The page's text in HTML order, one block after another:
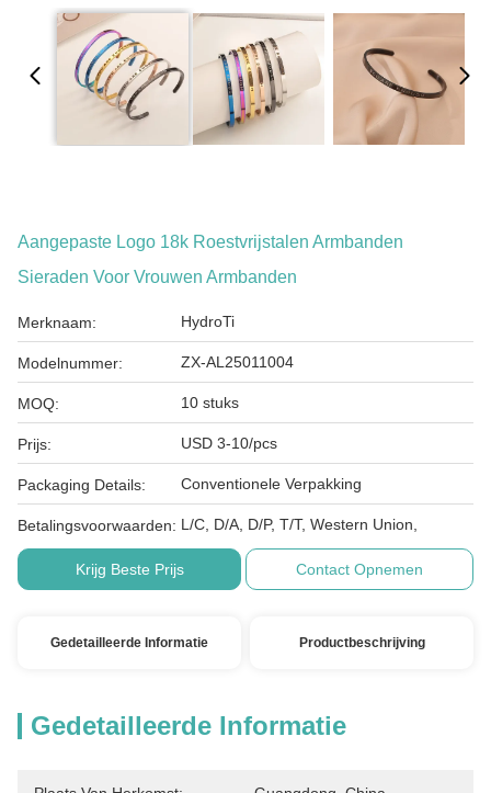
Aangepaste Logo 18k Roestvrijstalen Armbanden
Sieraden Voor Vrouwen Armbanden
Merknaam: HydroTi
Modelnummer: ZX-AL25011004
MOQ: 10 stuks
Prijs: USD 3-10/pcs
Packaging Details: Conventionele Verpakking
Betalingsvoorwaarden: L/C, D/A, D/P, T/T, Western Union,
Krijg Beste Prijs Contact Opnemen
Gedetailleerde Informatie Productbeschrijving
Gedetailleerde Informatie